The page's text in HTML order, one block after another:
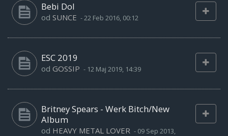
Bebi Dol
od SUNCE -22 Feb 2016, 00:12
ESC 2019
od GOSSIP - 12 Maj 2019, 14:39
Britney Spears - Werk Bitch/New
Album
od HEAVY METAL LOVER - 09 Sep 2013,